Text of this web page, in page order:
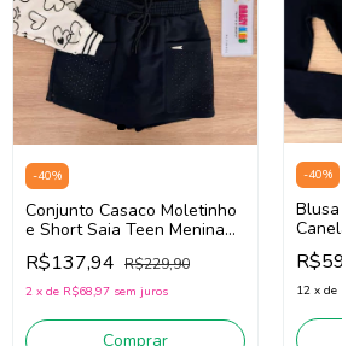
-40%
Conjunto Casaco Moletinho
e Short Saia Teen Menina
Nina Go! 2261039
(Creme/Preto)
R$137,94 R$229,90
2 x de R$68,97 sem juros
Comprar
-40%
Go!
12 x de